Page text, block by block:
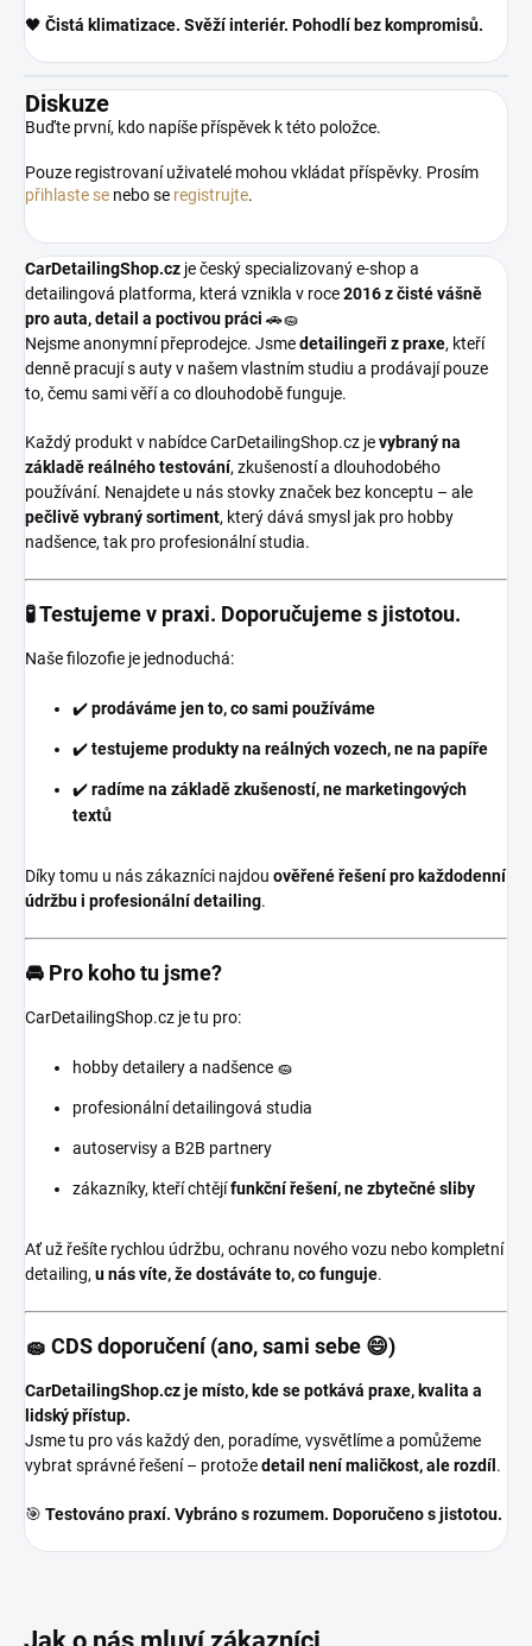
🖤 Čistá klimatizace. Svěží interiér. Pohodlí bez kompromisů.
Diskuze
Buďte první, kdo napíše příspěvek k této položce.
Pouze registrovaní uživatelé mohou vkládat příspěvky. Prosím
přihlaste se nebo se registrujte.
CarDetailingShop.cz je český specializovaný e-shop a
detailingová platforma, která vznikla v roce2016 z čisté vášně
pro auta, detail a poctivou práci 🚗🧽
Nejsme anonymní přeprodejce. Jsmedetailingeři z praxe, kteří
denně pracují s auty v našem vlastním studiu a prodávají pouze
to, čemu sami věří a co dlouhodobě funguje.
Každý produkt v nabídce CarDetailingShop.cz jevybraný na
základě reálného testování, zkušeností a dlouhodobého
používání. Nenajdete u nás stovky značek bez konceptu – ale
pečlivě vybraný sortiment, který dává smysl jak pro hobby
nadšence, tak pro profesionální studia.
🧪 Testujeme v praxi. Doporučujeme s jistotou.
Naše filozofie je jednoduchá:
✔️prodáváme jen to, co sami používáme
✔️testujeme produkty na reálných vozech, ne na papíře
✔️radíme na základě zkušeností, ne marketingových
textů
Díky tomu u nás zákazníci najdou ověřené řešení pro každodenní
údržbu i profesionální detailing.
🚘 Pro koho tu jsme?
CarDetailingShop.cz je tu pro:
hobby detailery a nadšence 🧽
profesionální detailingová studia
autoservisy a B2B partnery
zákazníky, kteří chtějífunkční řešení, ne zbytečné sliby
Ať už řešíte rychlou údržbu, ochranu nového vozu nebo kompletní
detailing, u nás víte, že dostáváte to, co funguje.
🧽 CDS doporučení (ano, sami sebe 😄)
CarDetailingShop.cz je místo, kde se potkává praxe, kvalita a
lidský přístup.
Jsme tu pro vás každý den, poradíme, vysvětlíme a pomůžeme
vybrat správné řešení – protožedetail není maličkost, ale rozdíl .
🎯 Testováno praxí. Vybráno s rozumem. Doporučeno s jistotou.